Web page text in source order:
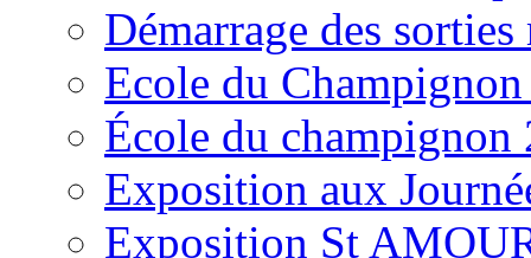
Démarrage des
Ecole du
École du champignon
Exposition aux
Exposition St